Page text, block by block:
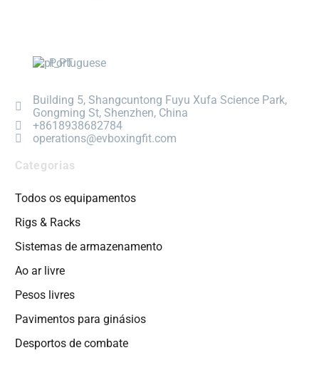
Portuguese
Building 5, Shangcuntong Fuyu Xufa Science Park,
Gongming St, Shenzhen, China
+8618938682784
operations@evboxingfit.com
Categorias
Todos os equipamentos
Rigs & Racks
Sistemas de armazenamento
Ao ar livre
Pesos livres
Pavimentos para ginásios
Desportos de combate